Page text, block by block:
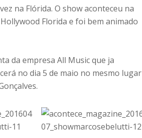
na Flórida. O show aconteceu na
Florida e foi bem animado
da empresa All Music que ja
no dia 5 de maio no mesmo lugar